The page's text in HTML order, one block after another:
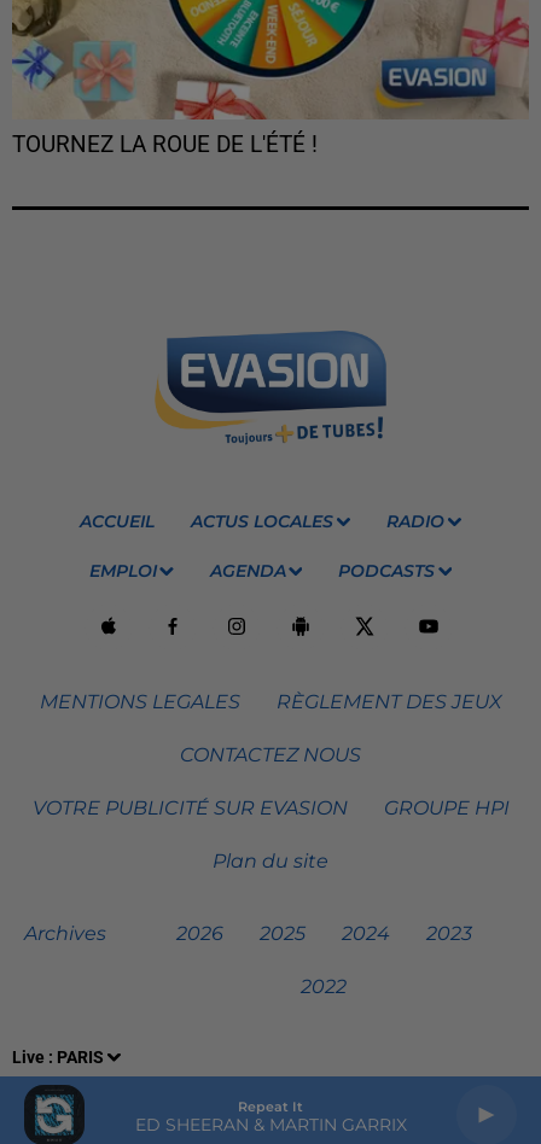
Live : PARIS
Repeat It
ED SHEERAN & MARTIN GARRIX
TOURNEZ LA ROUE DE L'ÉTÉ !
ACCUEIL ACTUS LOCALES RADIO
EMPLOI AGENDA PODCASTS
MENTIONS LEGALES RÈGLEMENT DES JEUX
CONTACTEZ NOUS
VOTRE PUBLICITÉ SUR EVASION GROUPE HPI
Plan du site
Archives 2026 2025 2024 2023
2022